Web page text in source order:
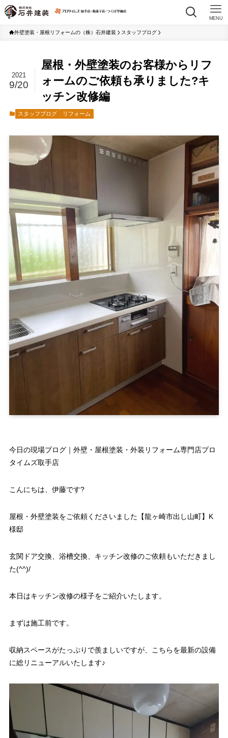
MENU
外壁塗装・屋根リフォームの（株）石井建装 スタッフブログ
屋根・外壁塗装のお客様からリフ
ォームのご依頼も承りました?キ
ッチン改修編
2021
9/20
スタッフブログ リフォーム
今日の現場ブログ｜外壁・屋根塗装・外装リフォーム専門店プロ
タイムズ取手店
こんにちは、伊藤です?
屋根・外壁塗装をご依頼くださいました【龍ヶ崎市出し山町】K
様邸
玄関ドア交換、浴槽交換、キッチン改修のご依頼もいただきまし
た(^^)/
本日はキッチン改修の様子をご紹介いたします。
まずは施工前です。
収納スペースがたっぷりで羨ましいですが、こちらを最新の設備
に総リニューアルいたします♪